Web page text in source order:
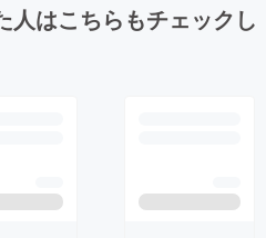
人はこちらもチェックし